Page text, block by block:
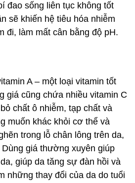
đao sống liên tục không tốt
sẽ khiến hệ tiêu hóa nhiễm
đi, làm mất cân bằng độ pH.
A – một loại vitamin tốt
giá cũng chứa nhiều vitamin C
chất ô nhiễm, tạp chất và
muốn khác khỏi cơ thể và
trong lỗ chân lông trên da,
giá thường xuyên giúp
giúp da tăng sự đàn hồi và
những thay đổi của da do tuổi